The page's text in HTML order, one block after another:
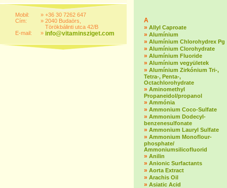
Mobil:
Cím:
E-mail:
»
»
»
+36 30 7262 647
2040 Budaörs,
Törökbálinti utca 42/B
info@vitaminsziget.com
A
» Allyl Caproate
» Alumínium
» Alumínium Chlorohydrex Pg
» Alumínium Clorohydrate
» Alumínium Fluoride
» Alumínium vegyületek
» Alumínium Zirkónium Tri-,
Tetra-, Penta-,
Octachlorohydrate
» Aminomethyl
Propaneidol/propanol
» Ammónia
» Ammonium Coco-Sulfate
» Ammonium Dodecyl-
benzenesulfonate
» Ammonium Lauryl Sulfate
» Ammonium Monoflour-
phosphate/
Ammoniumsilicofluorid
» Anilin
» Anionic Surfactants
» Aorta Extract
» Arachis Oil
» Asiatic Acid